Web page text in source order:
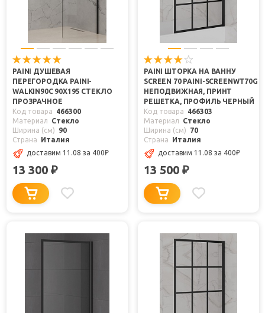
PAINI ДУШЕВАЯ
ПЕРЕГОРОДКА PAINI-
WALKIN90C 90X195 СТЕКЛО
ПРОЗРАЧНОЕ
Код товара
466300
Материал
Стекло
Ширина (см)
90
Страна
Италия
доставим 11.08 за 400₽
13 300 ₽
PAINI ШТОРКА НА ВАННУ
SCREEN 70 PAINI-SCREENWT70G
НЕПОДВИЖНАЯ, ПРИНТ
РЕШЕТКА, ПРОФИЛЬ ЧЕРНЫЙ
Код товара
466303
Материал
Стекло
Ширина (см)
70
Страна
Италия
доставим 11.08 за 400₽
13 500 ₽